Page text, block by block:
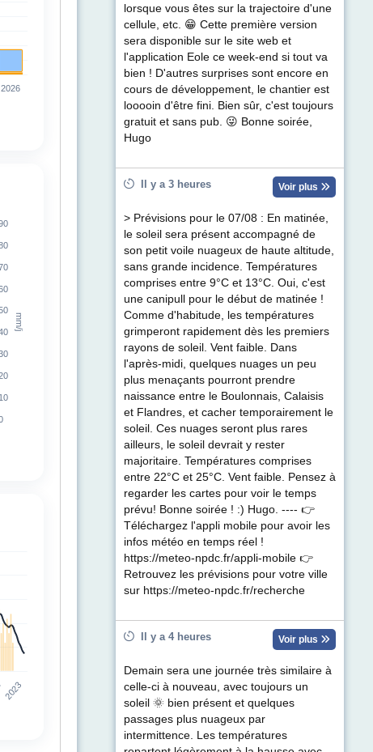
lorsque vous êtes sur la trajectoire d'une
cellule, etc. 😁 Cette première version
sera disponible sur le site web et
l'application Eole ce week-end si tout va
bien ! D'autres surprises sont encore en
cours de développement, le chantier est
looooin d'être fini. Bien sûr, c'est toujours
gratuit et sans pub. 😜 Bonne soirée,
Hugo
Il y a 3 heures Voir plus
> Prévisions pour le 07/08 : En matinée,
le soleil sera présent accompagné de
son petit voile nuageux de haute altitude,
sans grande incidence. Températures
comprises entre 9°C et 13°C. Oui, c'est
une canipull pour le début de matinée !
Comme d'habitude, les températures
grimperont rapidement dès les premiers
rayons de soleil. Vent faible. Dans
l'après-midi, quelques nuages un peu
plus menaçants pourront prendre
naissance entre le Boulonnais, Calaisis
et Flandres, et cacher temporairement le
soleil. Ces nuages seront plus rares
ailleurs, le soleil devrait y rester
majoritaire. Températures comprises
entre 22°C et 25°C. Vent faible. Pensez à
regarder les cartes pour voir le temps
prévu! Bonne soirée ! :) Hugo. ---- 👉
Téléchargez l'appli mobile pour avoir les
infos météo en temps réel !
https://meteo-npdc.fr/appli-mobile 👉
Retrouvez les prévisions pour votre ville
sur https://meteo-npdc.fr/recherche
Il y a 4 heures Voir plus
Demain sera une journée très similaire à
celle-ci à nouveau, avec toujours un
soleil 🌞 bien présent et quelques
passages plus nuageux par
intermittence. Les températures